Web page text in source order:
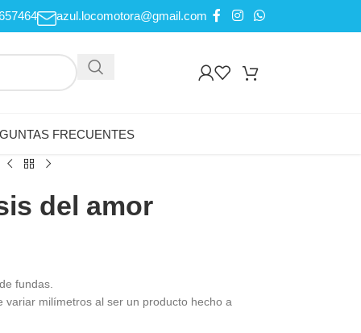
azul.locomotora@gmail.com
FRECUENTES
del amor
fundas.
milímetros al ser un producto hecho a